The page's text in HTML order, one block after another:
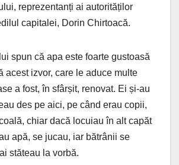
reprezentanți ai autorităților
capitalei, Dorin Chirtoacă.
spun că apa este foarte gustoasă
acest izvor, care le aduce multe
a fost, în sfârșit, renovat. Ei și-au
des pe aici, pe când erau copii,
chiar dacă locuiau în alt capăt
apă, se jucau, iar bătrânii se
stăteau la vorbă.